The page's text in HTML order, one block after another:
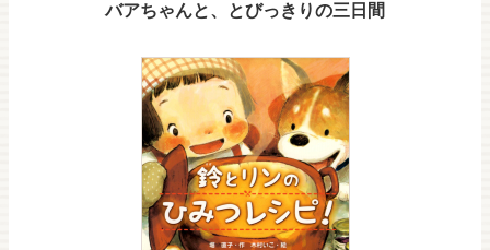
バアちゃんと、とびっきりの三日間